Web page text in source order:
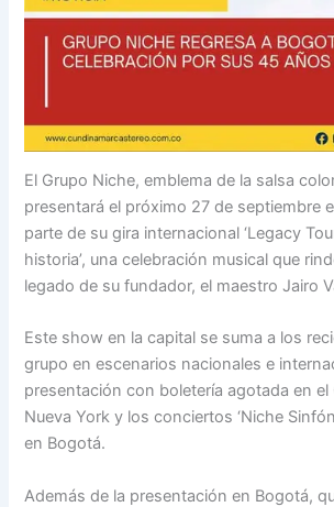
El Grupo Niche, emblema de la salsa
presentará el próximo 27 de septiembre
parte de su gira internacional ‘Legacy
historia’, una celebración musical que
legado de su fundador, el maestro Jairo
Este show en la capital se suma a los
grupo en escenarios nacionales e
presentación con boletería agotada en el
Nueva York y los conciertos ‘Niche
en Bogotá.
Además de la presentación en Bogotá,